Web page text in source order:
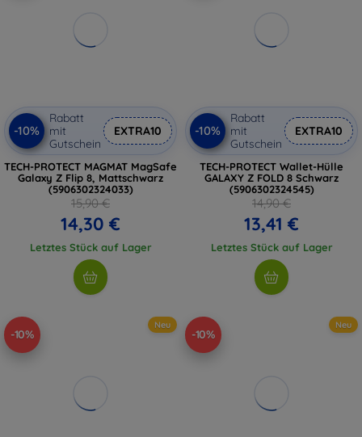
-10%
Rabatt
mit
Gutschein
EXTRA10
TECH-PROTECT MAGMAT MagSafe
Galaxy Z Flip 8, Mattschwarz
(5906302324033)
15,90 €
14,30 €
Letztes Stück auf Lager
-10%
Rabatt
mit
Gutschein
EXTRA10
TECH-PROTECT Wallet-Hülle
GALAXY Z FOLD 8 Schwarz
(5906302324545)
14,90 €
13,41 €
Letztes Stück auf Lager
-10%
Neu
-10%
Neu